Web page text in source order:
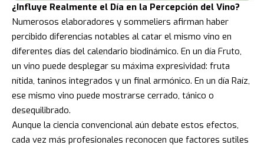
¿Influye Realmente el Día en la Percepción del Vino?
Numerosos elaboradores y sommeliers afirman haber
percibido diferencias notables al catar el mismo vino en
diferentes días del calendario biodinámico. En un día Fruto,
un vino puede desplegar su máxima expresividad: fruta
nítida, taninos integrados y un final armónico. En un día Raíz,
ese mismo vino puede mostrarse cerrado, tánico o
desequilibrado.
Aunque la ciencia convencional aún debate estos efectos,
cada vez más profesionales reconocen que factores sutiles